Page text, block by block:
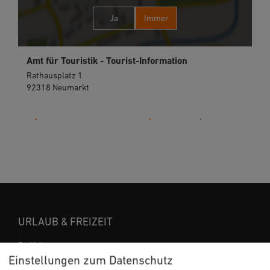
Ja Immer
Amt für Touristik - Tourist-Information
Rathausplatz 1
92318 Neumarkt
URLAUB & FREIZEIT
Radfahren
Wandern
Einstellungen zum Datenschutz